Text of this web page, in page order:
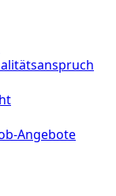
Angebote